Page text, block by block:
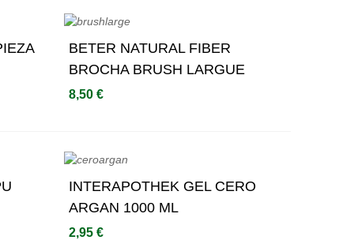
Añadir Al Carrito
BETER NATURAL FIBER
BROCHA BRUSH LARGUE
8,50 €
Añadir Al Carrito
INTERAPOTHEK GEL CERO
ARGAN 1000 ML
2,95 €